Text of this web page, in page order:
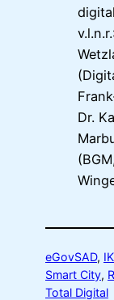
Dr.
eGovSAD,
Smart City,
Total Digital